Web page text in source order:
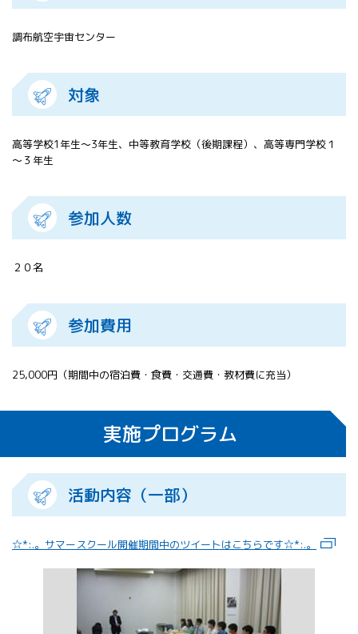
調布航空宇宙センター
対象
高等学校1年生～3年生、中等教育学校（後期課程）、高等専門学校１
～３年生
参加人数
２０名
参加費用
25,000円（期間中の宿泊費・食費・交通費・教材費に充当）
実施プログラム
活動内容（一部）
☆*:.。サマースクール開催期間中のツイートはこちらです☆*:.。